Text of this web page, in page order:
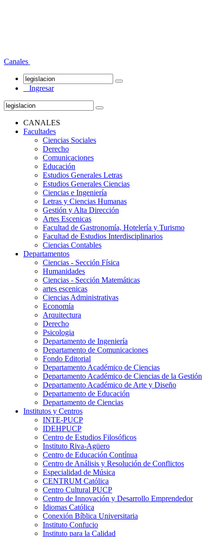
Canales
Ingresar
CANALES
Facultades
Ciencias Sociales
Derecho
Comunicaciones
Educación
Estudios Generales Letras
Estudios Generales Ciencias
Ciencias e Ingeniería
Letras y Ciencias Humanas
Gestión y Alta Dirección
Artes Escenicas
Facultad de Gastronomía, Hotelería y Turismo
Facultad de Estudios Interdisciplinarios
Ciencias Contables
Departamentos
Ciencias - Sección Física
Humanidades
Ciencias - Sección Matemáticas
artes escenicas
Ciencias Administrativas
Economía
Arquitectura
Derecho
Psicologia
Departamento de Ingeniería
Departamento de Comunicaciones
Fondo Editorial
Departamento Académico de Ciencias
Departamento Académico de Ciencias de la Gestión
Departamento Académico de Arte y Diseño
Departamento de Educación
Departamento de Ciencias
Institutos y Centros
INTE-PUCP
IDEHPUCP
Centro de Estudios Filosóficos
Instituto Riva-Agüero
Centro de Educación Contínua
Centro de Análisis y Resolución de Conflictos
Especialidad de Música
CENTRUM Católica
Centro Cultural PUCP
Centro de Innovación y Desarrollo Emprendedor
Idiomas Católica
Conexión Bíblica Universitaria
Instituto Confucio
Instituto para la Calidad